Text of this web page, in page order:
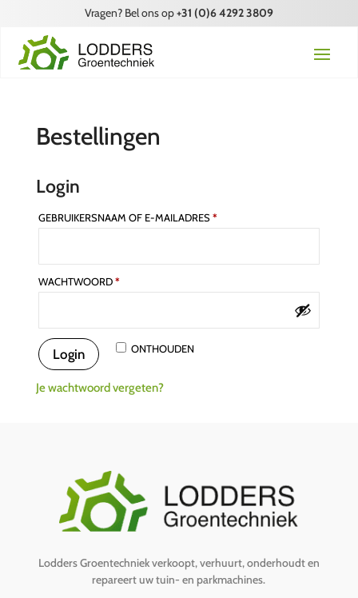
Vragen? Bel ons op+31 (0)6 4292 3809
Bestellingen
Login
GEBRUIKERSNAAM OF E-MAILADRES*VEREIST
WACHTWOORD*VEREIST
ONTHOUDEN
Login
Je wachtwoord vergeten?
Lodders Groentechniek verkoopt, verhuurt, onderhoudt en
repareert uw tuin- en parkmachines.